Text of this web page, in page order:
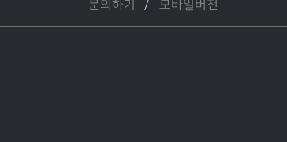
문의하기 모바일버전